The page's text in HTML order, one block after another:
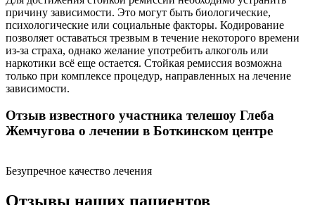
причину зависимости. Это могут быть биологические,
психологические или социальные факторы. Кодирование
позволяет оставаться трезвым в течение некоторого времени
из-за страха, однако желание употребить алкоголь или
наркотики всё еще остается. Стойкая ремиссия возможна
только при комплексе процедур, направленных на лечение
зависимости.
Отзыв известного участника телешоу Глеба
Жемчугова о лечении в Боткинском центре
Безупречное качество лечения
Отзывы наших пациентов